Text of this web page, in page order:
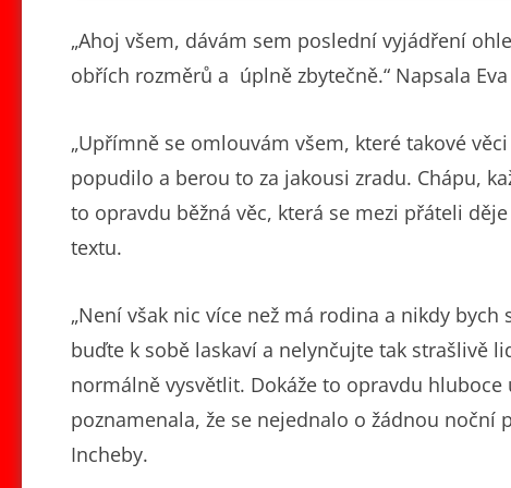
„Ahoj všem, dávám sem poslední vyjádření
obřích rozměrů a úplně zbytečně.“ Napsala
„Upřímně se omlouvám všem, které takové
popudilo a berou to za jakousi zradu. Chápu,
to opravdu běžná věc, která se mezi přáteli
textu.
„Není však nic více než má rodina a nikdy
buďte k sobě laskaví a nelynčujte tak strašlivě
normálně vysvětlit. Dokáže to opravdu hluboce
poznamenala, že se nejednalo o žádnou
Incheby.